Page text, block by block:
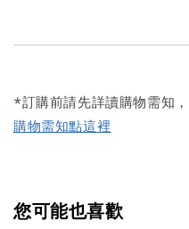
*訂購前請先詳讀購物需知
購物需知點這裡
您可能也喜歡